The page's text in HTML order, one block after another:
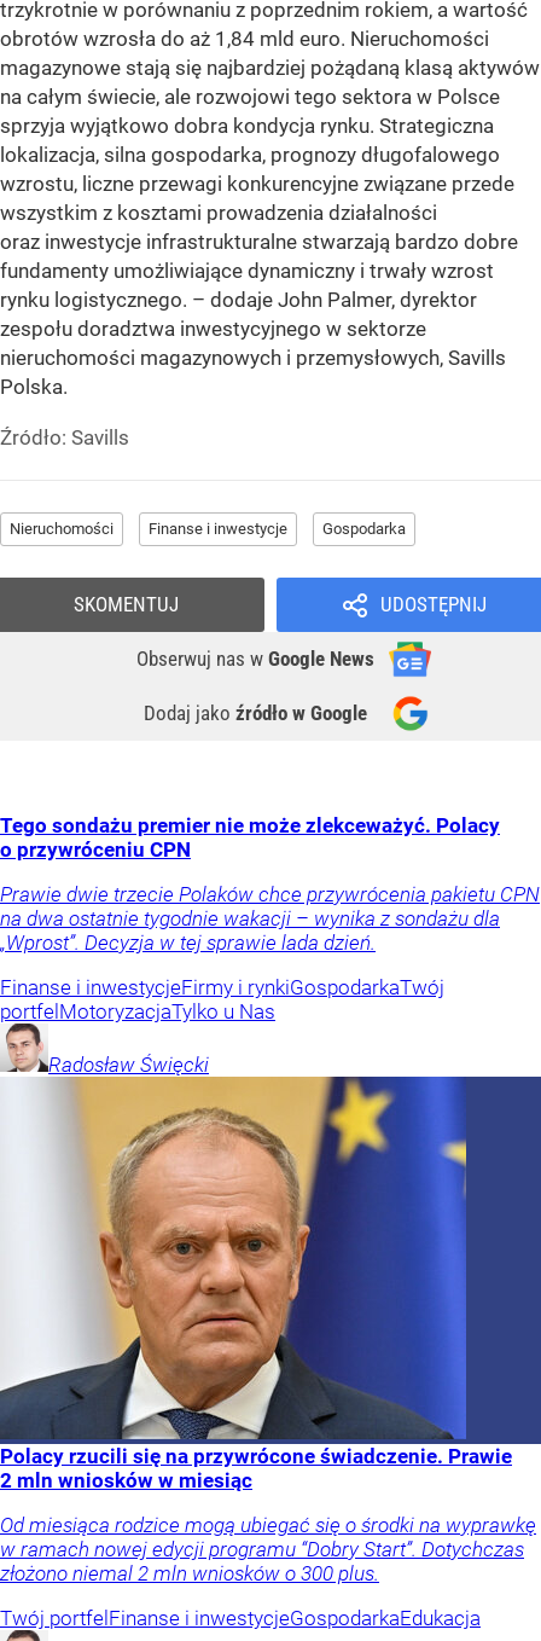
trzykrotnie w porównaniu z poprzednim rokiem, a wartość
obrotów wzrosła do aż 1,84 mld euro. Nieruchomości
magazynowe stają się najbardziej pożądaną klasą aktywów
na całym świecie, ale rozwojowi tego sektora w Polsce
sprzyja wyjątkowo dobra kondycja rynku. Strategiczna
lokalizacja, silna gospodarka, prognozy długofalowego
wzrostu, liczne przewagi konkurencyjne związane przede
wszystkim z kosztami prowadzenia działalności
oraz inwestycje infrastrukturalne stwarzają bardzo dobre
fundamenty umożliwiające dynamiczny i trwały wzrost
rynku logistycznego. – dodaje John Palmer, dyrektor
zespołu doradztwa inwestycyjnego w sektorze
nieruchomości magazynowych i przemysłowych, Savills
Polska.
Źródło: Savills
Nieruchomości Finanse i inwestycje Gospodarka
UDOSTĘPNIJ
Obserwuj nas w Google News
Dodaj jako źródło w Google
SKOMENTUJ
Tego sondażu premier nie może zlekceważyć. Polacy
o przywróceniu CPN
Prawie dwie trzecie Polaków chce przywrócenia pakietu CPN
na dwa ostatnie tygodnie wakacji – wynika z sondażu dla
„Wprost”. Decyzja w tej sprawie lada dzień.
Finanse i inwestycjeFirmy i rynkiGospodarkaTwój
portfelMotoryzacjaTylko u Nas
Radosław Święcki
Polacy rzucili się na przywrócone świadczenie. Prawie
2 mln wniosków w miesiąc
Od miesiąca rodzice mogą ubiegać się o środki na wyprawkę
w ramach nowej edycji programu “Dobry Start”. Dotychczas
złożono niemal 2 mln wniosków o 300 plus.
Twój portfelFinanse i inwestycjeGospodarkaEdukacja